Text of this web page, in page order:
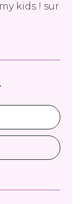
kids ! sur